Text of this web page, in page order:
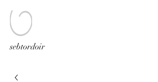
sebtordoir